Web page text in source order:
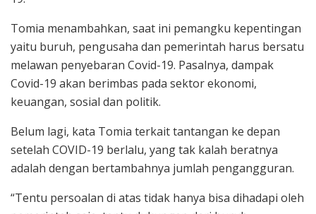
Tomia menambahkan, saat ini pemangku kepentingan
yaitu buruh, pengusaha dan pemerintah harus bersatu
melawan penyebaran Covid-19. Pasalnya, dampak
Covid-19 akan berimbas pada sektor ekonomi,
keuangan, sosial dan politik.
Belum lagi, kata Tomia terkait tantangan ke depan
setelah COVID-19 berlalu, yang tak kalah beratnya
adalah dengan bertambahnya jumlah pengangguran.
“Tentu persoalan di atas tidak hanya bisa dihadapi oleh